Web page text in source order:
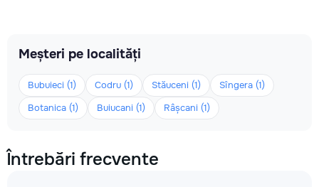
Meșteri pe localități
Bubuieci (1) Codru (1) Stăuceni (1)
Sîngera (1)
Botanica (1)
Buiucani (1) Râșcani (1)
Întrebări frecvente